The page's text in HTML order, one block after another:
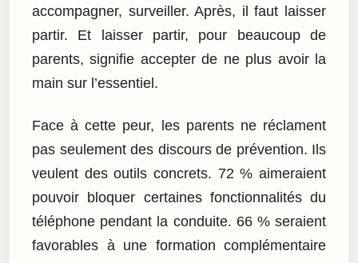
accompagner, surveiller. Après, il faut laisser
partir. Et laisser partir, pour beaucoup de
parents, signifie accepter de ne plus avoir la
main sur l’essentiel.
Face à cette peur, les parents ne réclament
pas seulement des discours de prévention. Ils
veulent des outils concrets. 72 % aimeraient
pouvoir bloquer certaines fonctionnalités du
téléphone pendant la conduite. 66 % seraient
favorables à une formation complémentaire